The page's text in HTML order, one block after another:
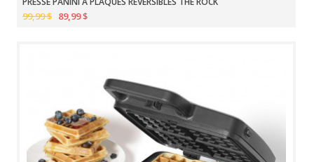
99,99 $ 89,99 $